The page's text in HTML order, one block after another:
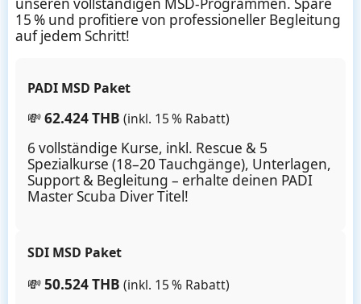
15 % und profitiere von professioneller Begleitung
auf jedem Schritt!
PADI MSD Paket
💸62.424 THB (inkl. 15 % Rabatt)
6 vollständige Kurse, inkl. Rescue & 5
Spezialkurse (18–20 Tauchgänge), Unterlagen,
Support & Begleitung – erhalte deinen PADI
Master Scuba Diver Titel!
SDI MSD Paket
💸50.524 THB (inkl. 15 % Rabatt)